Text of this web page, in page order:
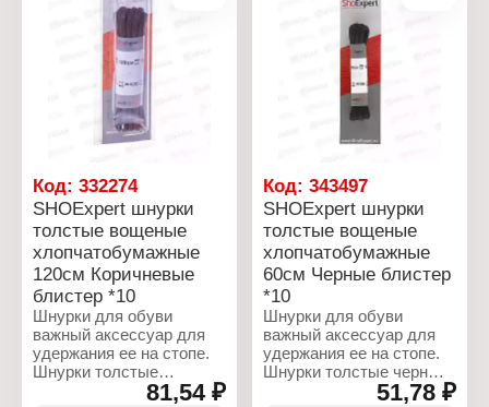
Код: 332274
SHOExpert шнурки
толстые вощеные
хлопчатобумажные
120см Коричневые
блистер *10
Шнурки для обуви
важный аксессуар для
удержания ее на стопе.
Шнурки толстые
81,54 ₽
Код:343497
SHOExpert шнурки
толстые вощеные
хлопчатобумажные
60см Черные блистер
*10
Шнурки для обуви
важный аксессуар для
удержания ее на стопе.
Шнурки толстые черные
51,78 ₽